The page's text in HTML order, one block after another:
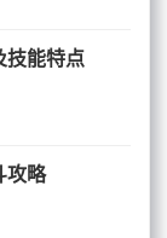
技能特点
攻略